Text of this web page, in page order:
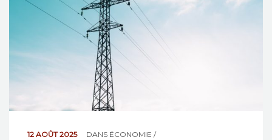
12 AOÛT 2025 DANS ÉCONOMIE /